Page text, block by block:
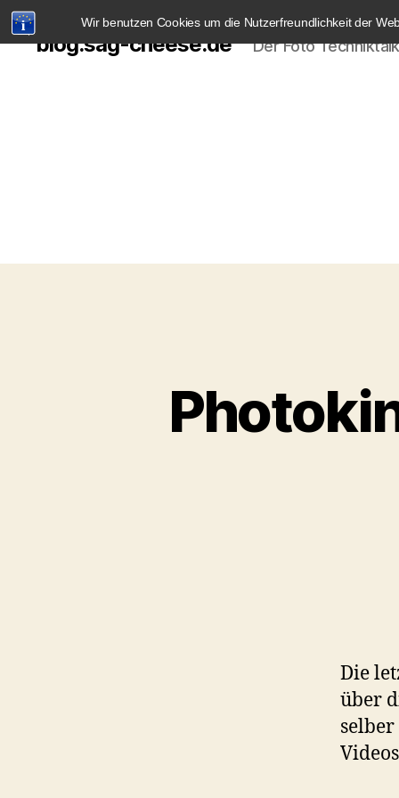
Wir benutzen Cookies um die Nutzerfreundlichkeit der
blog.sag-cheese.de Der Foto Techniktalk
Die
über